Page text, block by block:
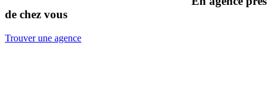
de chez vous
Trouver une agence